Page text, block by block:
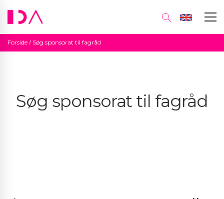
Forside / Søg sponsorat til fagråd
Søg sponsorat til fagråd